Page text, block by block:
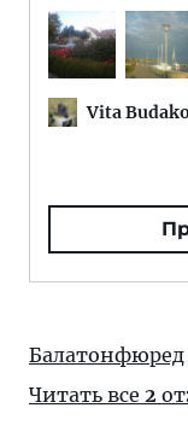
Vita
Балатонфюред
Читать все 2